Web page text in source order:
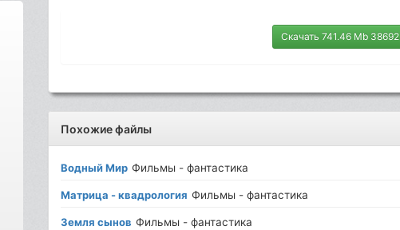
Скачать 741.46 Mb 38692
Похожие файлы
Водный Мир Фильмы - фантастика
Матрица - квадрология Фильмы - фантастика
Земля сынов Фильмы - фантастика